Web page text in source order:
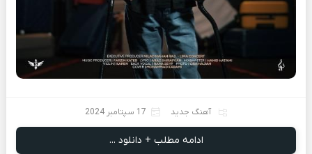
آهنگ جدید 17 سپتامبر 2024
ادامه مطلب + دانلود ...